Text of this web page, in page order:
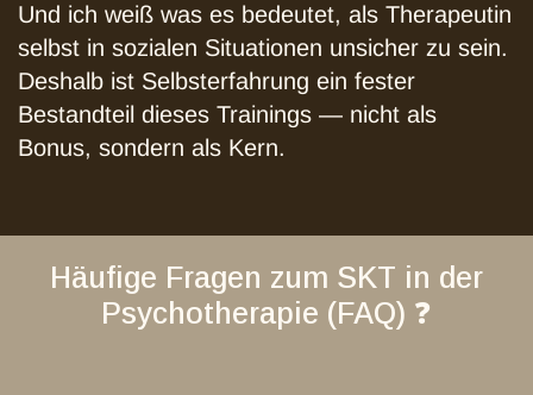
Und ich weiß was es bedeutet, als Therapeutin
selbst in sozialen Situationen unsicher zu sein.
Deshalb ist Selbsterfahrung ein fester
Bestandteil dieses Trainings — nicht als
Bonus, sondern als Kern.
Häufige Fragen zum SKT in der
Psychotherapie (FAQ) ❓